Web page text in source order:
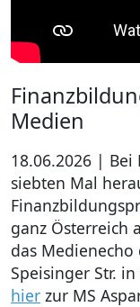
Medien
18.06.2026 | Bei
siebten Mal
ganz Österreich
das Medienecho
Speisinger Str. in
hier zur MS